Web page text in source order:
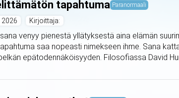
tapahtuma Paranormaali
2026 Kirjoittaja:
venyy pienestä yllätyksestä aina elämän
saa nopeasti nimekseen ihme. Sana
epätodennäköisyyden. Filosofiassa David